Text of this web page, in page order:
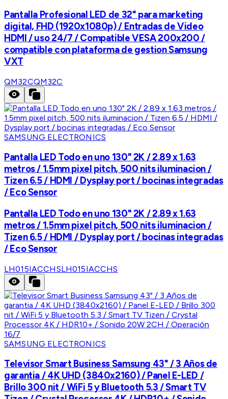
Pantalla Profesional LED de 32" para marketing
digital, FHD (1920x1080p) / Entradas de Video
HDMI / uso 24/7 / Compatible VESA 200x200 /
compatible con plataforma de gestion Samsung
VXT
QM32CQM32C
SAMSUNG ELECTRONICS
Pantalla LED Todo en uno 130" 2K / 2.89 x 1.63
metros / 1.5mm pixel pitch, 500 nits iluminacion /
Tizen 6.5 / HDMI / Dysplay port / bocinas integradas
/ Eco Sensor
Pantalla LED Todo en uno 130" 2K / 2.89 x 1.63
metros / 1.5mm pixel pitch, 500 nits iluminacion /
Tizen 6.5 / HDMI / Dysplay port / bocinas integradas
/ Eco Sensor
LH015IACCHSLH015IACCHS
SAMSUNG ELECTRONICS
Televisor Smart Business Samsung 43" / 3 Años de
garantia / 4K UHD (3840x2160) / Panel E-LED /
Brillo 300 nit / WiFi 5 y Bluetooth 5.3 / Smart TV